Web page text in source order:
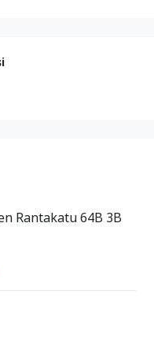
Rantakatu 64B 3B